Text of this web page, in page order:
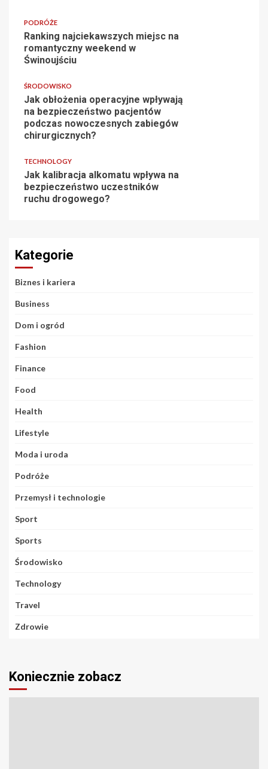
PODRÓŻE
Ranking najciekawszych miejsc na
romantyczny weekend w
Świnoujściu
ŚRODOWISKO
Jak obłożenia operacyjne wpływają
na bezpieczeństwo pacjentów
podczas nowoczesnych zabiegów
chirurgicznych?
TECHNOLOGY
Jak kalibracja alkomatu wpływa na
bezpieczeństwo uczestników
ruchu drogowego?
Kategorie
Biznes i kariera
Business
Dom i ogród
Fashion
Finance
Food
Health
Lifestyle
Moda i uroda
Podróże
Przemysł i technologie
Sport
Sports
Środowisko
Technology
Travel
Zdrowie
Koniecznie zobacz